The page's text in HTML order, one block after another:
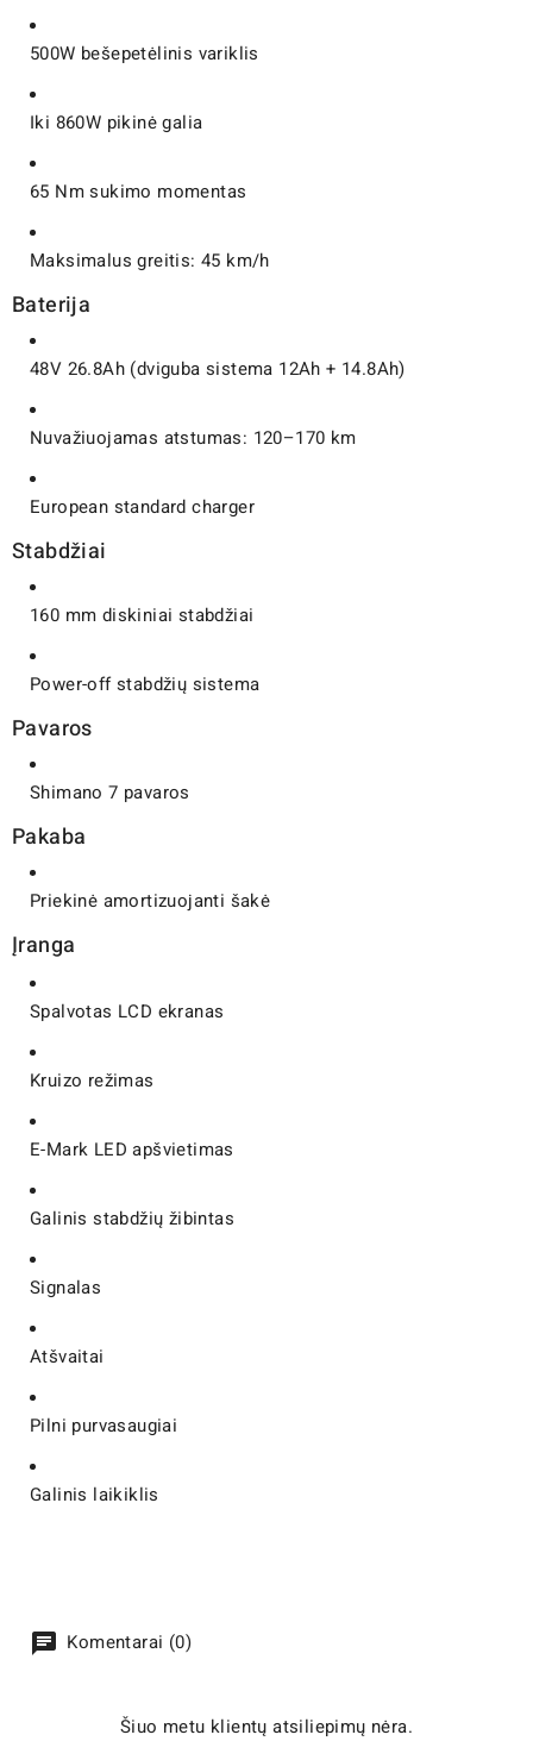
500W bešepetėlinis variklis
Iki 860W pikinė galia
65 Nm sukimo momentas
Maksimalus greitis: 45 km/h
Baterija
48V 26.8Ah (dviguba sistema 12Ah + 14.8Ah)
Nuvažiuojamas atstumas: 120–170 km
European standard charger
Stabdžiai
160 mm diskiniai stabdžiai
Power-off stabdžių sistema
Pavaros
Shimano 7 pavaros
Pakaba
Priekinė amortizuojanti šakė
Įranga
Spalvotas LCD ekranas
Kruizo režimas
E-Mark LED apšvietimas
Galinis stabdžių žibintas
Signalas
Atšvaitai
Pilni purvasaugiai
Galinis laikiklis
Komentarai (0)
Šiuo metu klientų atsiliepimų nėra.